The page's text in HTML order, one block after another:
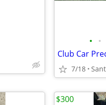
• •
Club Car
7/18
$300